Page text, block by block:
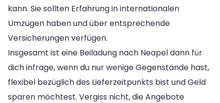
kann. Sie sollten Erfahrung in internationalen
Umzügen haben und über entsprechende
Versicherungen verfügen.
Insgesamt ist eine Beiladung nach Neapel dann für
dich infrage, wenn du nur wenige Gegenstände hast,
flexibel bezüglich des Lieferzeitpunkts bist und Geld
sparen möchtest. Vergiss nicht, die Angebote